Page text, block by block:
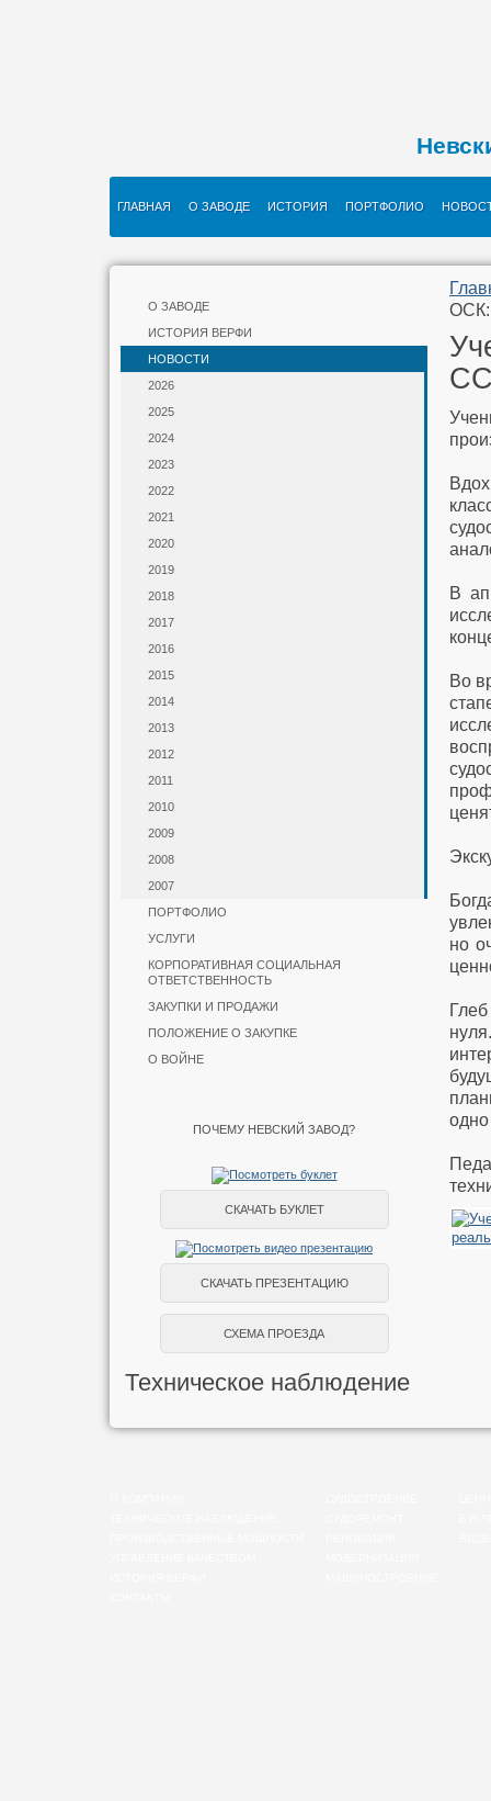
ГЛАВНАЯ О ЗАВОДЕ ИСТОРИЯ ПОРТФОЛИО
О ЗАВОДЕ
ИСТОРИЯ ВЕРФИ
НОВОСТИ
2026
2025
2024
2023
2022
2021
2020
2019
2018
2017
2016
2015
2014
2013
2012
2011
2010
2009
2008
2007
ПОРТФОЛИО
УСЛУГИ
КОРПОРАТИВНАЯ СОЦИАЛЬНАЯ
ОТВЕТСТВЕННОСТЬ
ЗАКУПКИ И ПРОДАЖИ
ПОЛОЖЕНИЕ О ЗАКУПКЕ
О ВОЙНЕ
ПОЧЕМУ НЕВСКИЙ ЗАВОД?
СКАЧАТЬ БУКЛЕТ
СКАЧАТЬ ПРЕЗЕНТАЦИЮ
СХЕМА ПРОЕЗДА
Техническое наблюдение
ОСК:
В
Во
но